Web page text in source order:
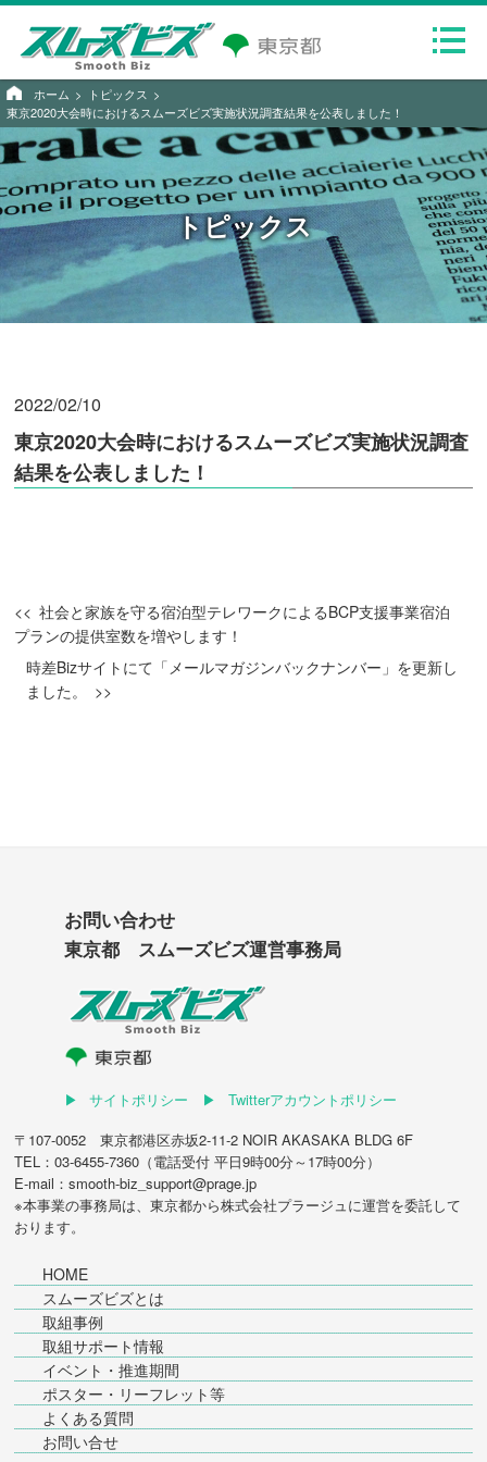
ホーム
トピックス
東京2020大会時におけるスムーズビズ実施状況調査結果を公表しました！
トピックス
2022/02/10
東京2020大会時におけるスムーズビズ実施状況調査
結果を公表しました！
社会と家族を守る宿泊型テレワークによるBCP支援事業宿泊
プランの提供室数を増やします！
時差Bizサイトにて「メールマガジンバックナンバー」を更新し
ました。
お問い合わせ
東京都 スムーズビズ運営事務局
サイトポリシー
Twitterアカウントポリシー
〒107-0052 東京都港区赤坂2-11-2 NOIR AKASAKA BLDG 6F
TEL：03-6455-7360（電話受付 平日9時00分～17時00分）
E-mail：smooth-biz_support@prage.jp
※本事業の事務局は、東京都から株式会社プラージュに運営を委託して
おります。
HOME
スムーズビズとは
取組事例
取組サポート情報
イベント・推進期間
ポスター・リーフレット等
よくある質問
お問い合せ